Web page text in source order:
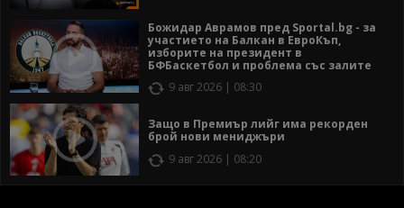
Божидар Аврамов пред Sportal.bg - за
участието на Балкан в ЕвроКъп,
изборите на президент в
БФБаскетбол и проблема със залите
9 авг 2026 | 08:30
Защо в Премиър лийг има рекорден
брой нови мениджъри
9 авг 2026 | 08:20